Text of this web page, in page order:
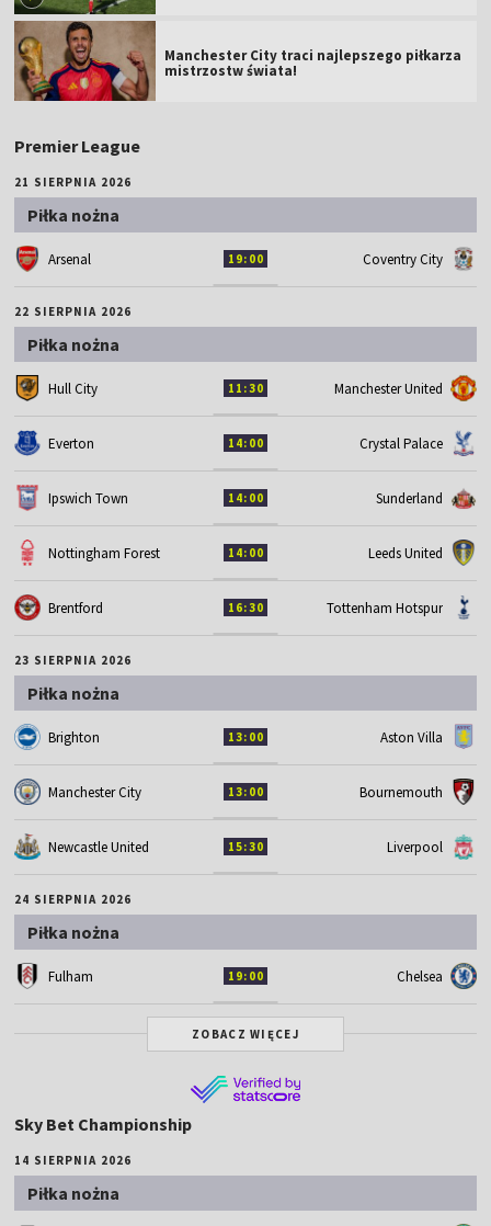
Manchester City traci najlepszego piłkarza
mistrzostw świata!
Premier League
21 SIERPNIA 2026
Piłka nożna
Arsenal 19:00 Coventry City
22 SIERPNIA 2026
Piłka nożna
Hull City 11:30 Manchester United
Everton 14:00 Crystal Palace
Ipswich Town 14:00 Sunderland
Nottingham Forest 14:00 Leeds United
Brentford 16:30 Tottenham Hotspur
23 SIERPNIA 2026
Piłka nożna
Brighton 13:00 Aston Villa
Manchester City 13:00 Bournemouth
Newcastle United 15:30 Liverpool
24 SIERPNIA 2026
Piłka nożna
Fulham 19:00 Chelsea
ZOBACZ WIĘCEJ
Sky Bet Championship
14 SIERPNIA 2026
Piłka nożna